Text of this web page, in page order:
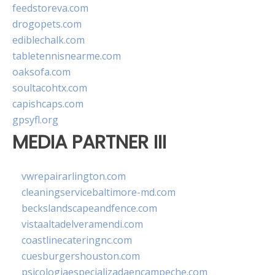
feedstoreva.com
drogopets.com
ediblechalk.com
tabletennisnearme.com
oaksofa.com
soultacohtx.com
capishcaps.com
gpsyfl.org
MEDIA PARTNER III
vwrepairarlington.com
cleaningservicebaltimore-md.com
beckslandscapeandfence.com
vistaaltadelveramendi.com
coastlinecateringnc.com
cuesburgershouston.com
psicologiaespecializadaencampeche.com